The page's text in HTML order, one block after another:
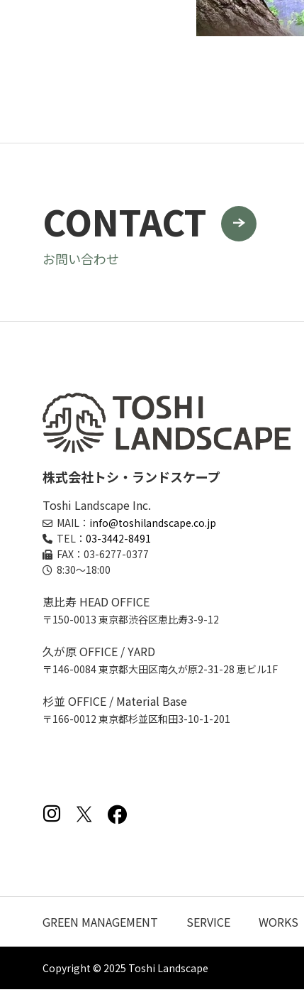
CONTACT
お問い合わせ
株式会社トシ・ランドスケープ
Toshi Landscape Inc.
MAIL： info@toshilandscape.co.jp
TEL： 03-3442-8491
FAX：03-6277-0377
8:30～18:00
恵比寿 HEAD OFFICE
〒150-0013 東京都渋谷区恵比寿3-9-12
久が原 OFFICE / YARD
〒146-0084 東京都大田区南久が原2-31-28 恵ビル1F
杉並 OFFICE / Material Base
〒166-0012 東京都杉並区和田3-10-1-201
GREEN MANAGEMENT SERVICE WORKS
Copyright © 2025 Toshi Landscape